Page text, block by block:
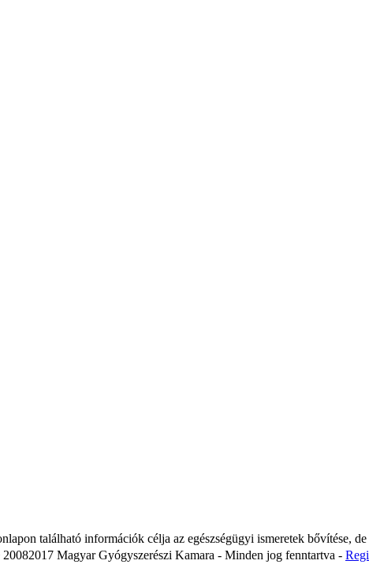
található információk célja az egészségügyi ismeretek bővítése,
Magyar Gyógyszerészi Kamara - Minden jog fenntartva -